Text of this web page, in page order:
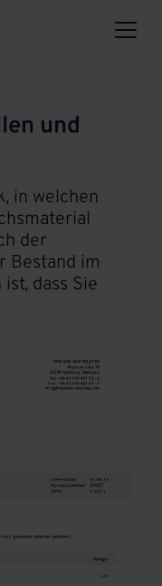
und
in welchen
der
Bestand im
dass Sie